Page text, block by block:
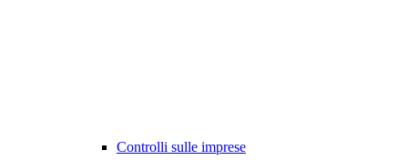
Controlli sulle imprese